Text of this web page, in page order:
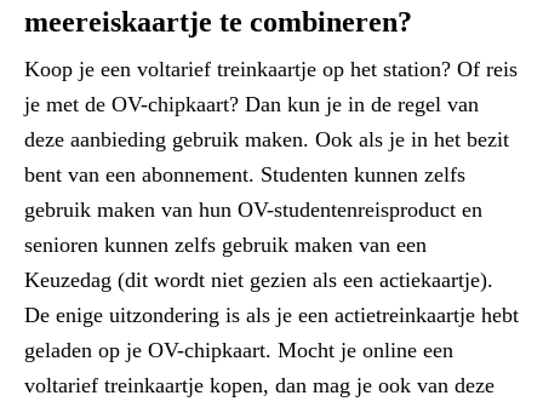
meereiskaartje te combineren?
Koop je een voltarief treinkaartje op het station? Of reis
je met de OV-chipkaart? Dan kun je in de regel van
deze aanbieding gebruik maken. Ook als je in het bezit
bent van een abonnement. Studenten kunnen zelfs
gebruik maken van hun OV-studentenreisproduct en
senioren kunnen zelfs gebruik maken van een
Keuzedag (dit wordt niet gezien als een actiekaartje).
De enige uitzondering is als je een actietreinkaartje hebt
geladen op je OV-chipkaart. Mocht je online een
voltarief treinkaartje kopen, dan mag je ook van deze